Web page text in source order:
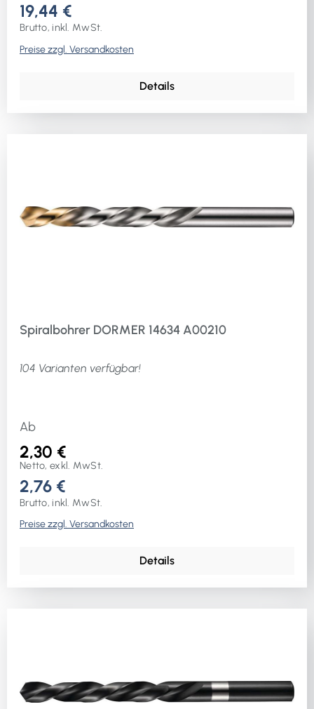
19,44 €
Brutto, inkl. MwSt.
Preise zzgl. Versandkosten
Details
Spiralbohrer DORMER 14634 A00210
104 Varianten verfügbar!
Ab
2,30 €
Netto, exkl. MwSt.
2,76 €
Brutto, inkl. MwSt.
Preise zzgl. Versandkosten
Details